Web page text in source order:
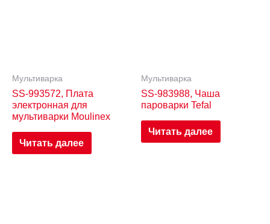
Мультиварка
SS-993572, Плата
электронная для
мультиварки Moulinex
Читать далее
Мультиварка
SS-983988, Чаша
пароварки Tefal
Читать далее